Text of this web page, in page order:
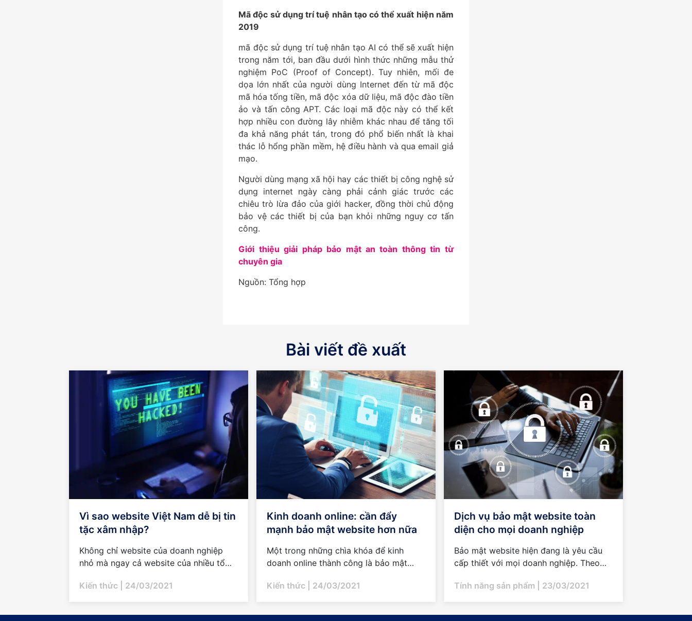
Mã độc sử dụng trí tuệ nhân tạo có thể xuất hiện năm
2019
mã độc sử dụng trí tuệ nhân tạo AI có thể sẽ xuất hiện
trong năm tới, ban đầu dưới hình thức những mẫu thử
nghiệm PoC (Proof of Concept). Tuy nhiên, mối đe
dọa lớn nhất của người dùng Internet đến từ mã độc
mã hóa tống tiền, mã độc xóa dữ liệu, mã độc đào tiền
ảo và tấn công APT. Các loại mã độc này có thể kết
hợp nhiều con đường lây nhiễm khác nhau để tăng tối
đa khả năng phát tán, trong đó phổ biến nhất là khai
thác lỗ hổng phần mềm, hệ điều hành và qua email giả
mạo.
Người dùng mạng xã hội hay các thiết bị công nghệ sử
dụng internet ngày càng phải cảnh giác trước các
chiêu trò lừa đảo của giới hacker, đồng thời chủ động
bảo vệ các thiết bị của bạn khỏi những nguy cơ tấn
công.
Giới thiệu giải pháp bảo mật an toàn thông tin từ
chuyên gia
Nguồn: Tổng hợp
Bài viết đề xuất
Vì sao website Việt Nam dễ bị tin
tặc xâm nhập?
Không chỉ website của doanh nghiệp
nhỏ mà ngay cả website của nhiều tổ
cũng đã từng bị xâm nhập. Thực trạng
Kiến thức | 24/03/2021
Kinh doanh online: cần đẩy
mạnh bảo mật website hơn nữa
Một trong những chìa khóa để kinh
doanh online thành công là bảo mật
doanh nghiệp kinh doanh online cần đẩy
Kiến thức | 24/03/2021
Dịch vụ bảo mật website toàn
diện cho mọi doanh nghiệp
Bảo mật website hiện đang là yêu cầu
cấp thiết với mọi doanh nghiệp. Theo
ra đời nhiều dịch vụ bảo mật website
Tính năng sản phẩm | 23/03/2021